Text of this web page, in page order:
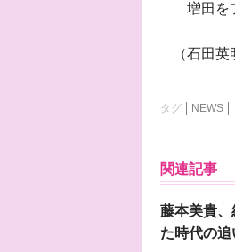
増田を
（石田英
タグ NEWS
関連記事
藤本美貴
た時代の追